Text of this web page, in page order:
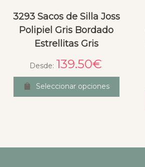
3293 Sacos de Silla Joss
Polipiel Gris Bordado
Estrellitas Gris
Desde: 139.50€
Seleccionar opciones